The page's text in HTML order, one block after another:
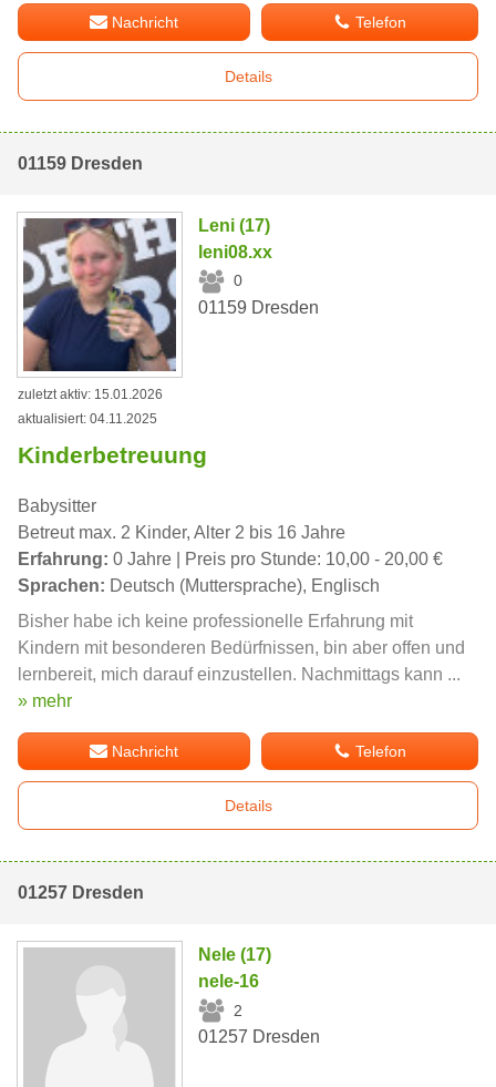
Nachricht Telefon
Details
01159 Dresden
Leni (17)
leni08.xx
0
01159 Dresden
zuletzt aktiv: 15.01.2026
aktualisiert: 04.11.2025
Kinderbetreuung
Babysitter
Betreut max. 2 Kinder, Alter 2 bis 16 Jahre
Erfahrung: 0 Jahre | Preis pro Stunde: 10,00 - 20,00 €
Sprachen: Deutsch (Muttersprache), Englisch
Bisher habe ich keine professionelle Erfahrung mit
Kindern mit besonderen Bedürfnissen, bin aber offen und
lernbereit, mich darauf einzustellen. Nachmittags kann ...
» mehr
Nachricht Telefon
Details
01257 Dresden
Nele (17)
nele-16
2
01257 Dresden